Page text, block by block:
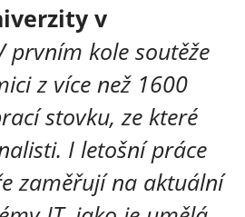
v
prvním kole soutěže
z více než 1600
stovku, ze které
I letošní práce
zaměřují na aktuální